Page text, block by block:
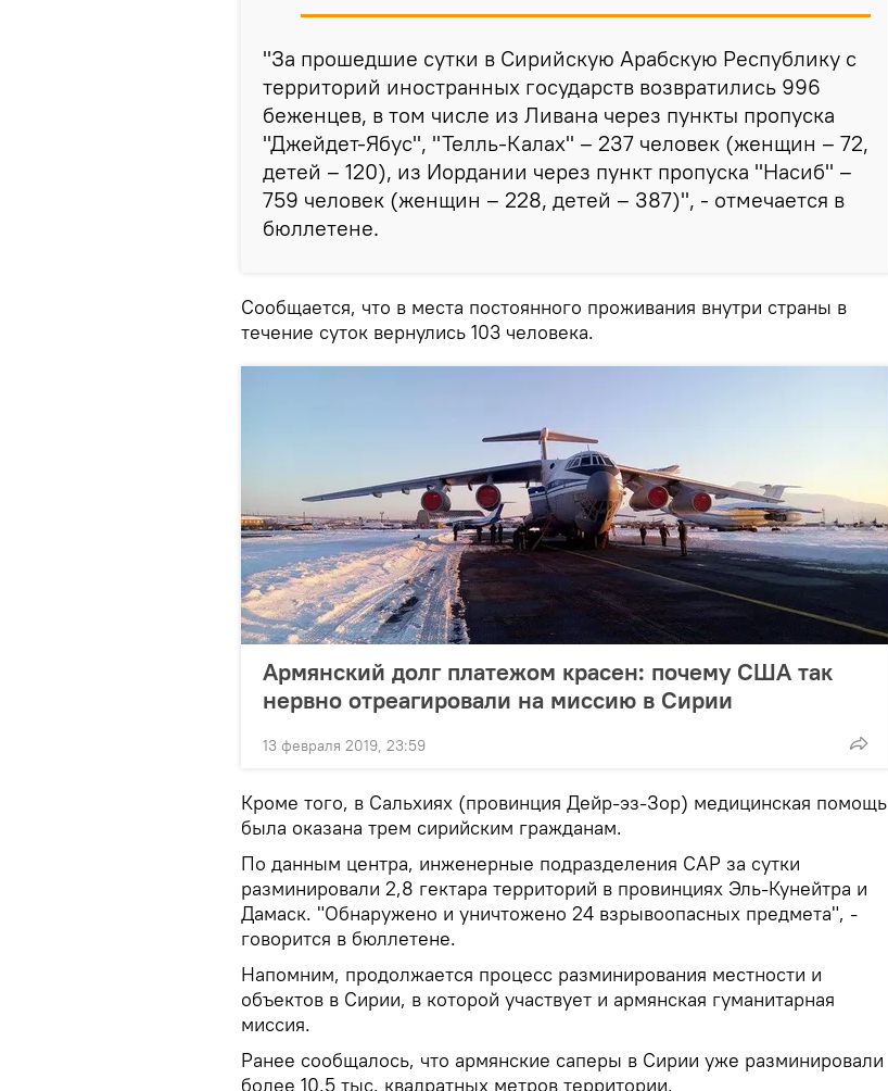
"За прошедшие сутки в Сирийскую Арабскую Республику с
территорий иностранных государств возвратились 996
беженцев, в том числе из Ливана через пункты пропуска
"Джейдет-Ябус", "Телль-Калах" – 237 человек (женщин – 72,
детей – 120), из Иордании через пункт пропуска "Насиб" –
759 человек (женщин – 228, детей – 387)", - отмечается в
бюллетене.
Сообщается, что в места постоянного проживания внутри страны в
течение суток вернулись 103 человека.
Армянский долг платежом красен: почему США так
нервно отреагировали на миссию в Сирии
13 февраля 2019, 23:59
Кроме того, в Сальхиях (провинция Дейр-эз-Зор) медицинская помощь
была оказана трем сирийским гражданам.
По данным центра, инженерные подразделения САР за сутки
разминировали 2,8 гектара территорий в провинциях Эль-Кунейтра и
Дамаск. "Обнаружено и уничтожено 24 взрывоопасных предмета", -
говорится в бюллетене.
Напомним, продолжается процесс разминирования местности и
объектов в Сирии, в которой участвует и армянская гуманитарная
миссия.
Ранее сообщалось, что армянские саперы в Сирии уже разминировали
более 10,5 тыс. квадратных метров территории.